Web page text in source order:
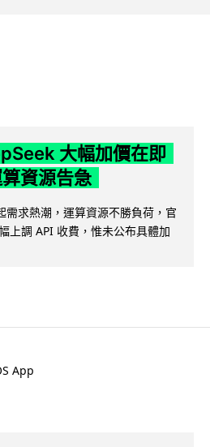
大幅加價在即
資源告急
需求熱潮，運算資源不勝負荷，官
上調 API 收費，惟未公布具體加
App